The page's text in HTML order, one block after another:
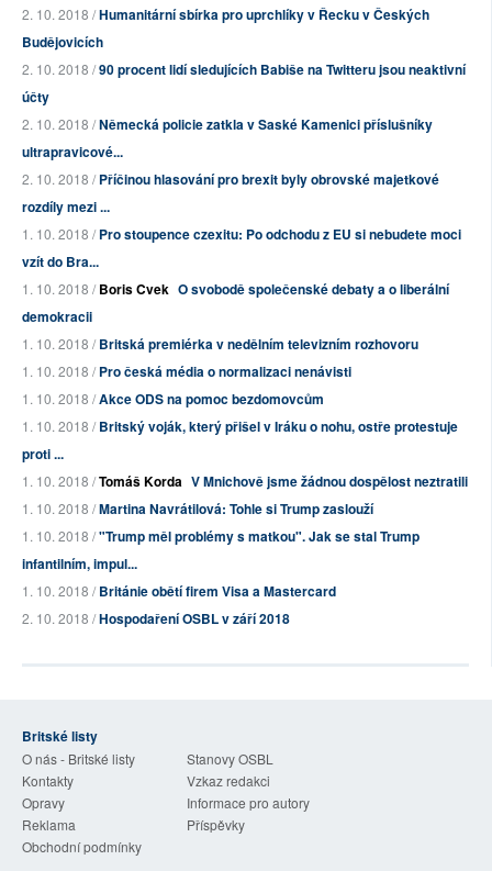
2. 10. 2018 /Humanitární sbírka pro uprchlíky v Řecku v Českých
Budějovicích
2. 10. 2018 /90 procent lidí sledujících Babiše na Twitteru jsou neaktivní
účty
2. 10. 2018 /Německá policie zatkla v Saské Kamenici příslušníky
ultrapravicové...
2. 10. 2018 /Příčinou hlasování pro brexit byly obrovské majetkové
rozdíly mezi ...
1. 10. 2018 /Pro stoupence czexitu: Po odchodu z EU si nebudete moci
vzít do Bra...
1. 10. 2018 /Boris Cvek O svobodě společenské debaty a o liberální
demokracii
1. 10. 2018 /Britská premiérka v nedělním televizním rozhovoru
1. 10. 2018 /Pro česká média o normalizaci nenávisti
1. 10. 2018 /Akce ODS na pomoc bezdomovcům
1. 10. 2018 /Britský voják, který přišel v Iráku o nohu, ostře protestuje
proti ...
1. 10. 2018 /Tomáš Korda V Mnichově jsme žádnou dospělost neztratili
1. 10. 2018 /Martina Navrátilová: Tohle si Trump zaslouží
1. 10. 2018 /"Trump měl problémy s matkou". Jak se stal Trump
infantilním, impul...
1. 10. 2018 /Británie obětí firem Visa a Mastercard
2. 10. 2018 /Hospodaření OSBL v září 2018
Britské listy
O nás - Britské listy
Stanovy OSBL
Kontakty
Vzkaz redakci
Opravy
Informace pro autory
Reklama
Příspěvky
Obchodní podmínky